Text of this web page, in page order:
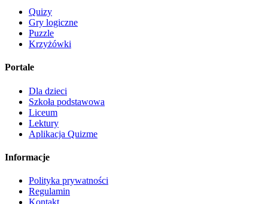
Quizy
Gry logiczne
Puzzle
Krzyżówki
Portale
Dla dzieci
Szkoła podstawowa
Liceum
Lektury
Aplikacja Quizme
Informacje
Polityka prywatności
Regulamin